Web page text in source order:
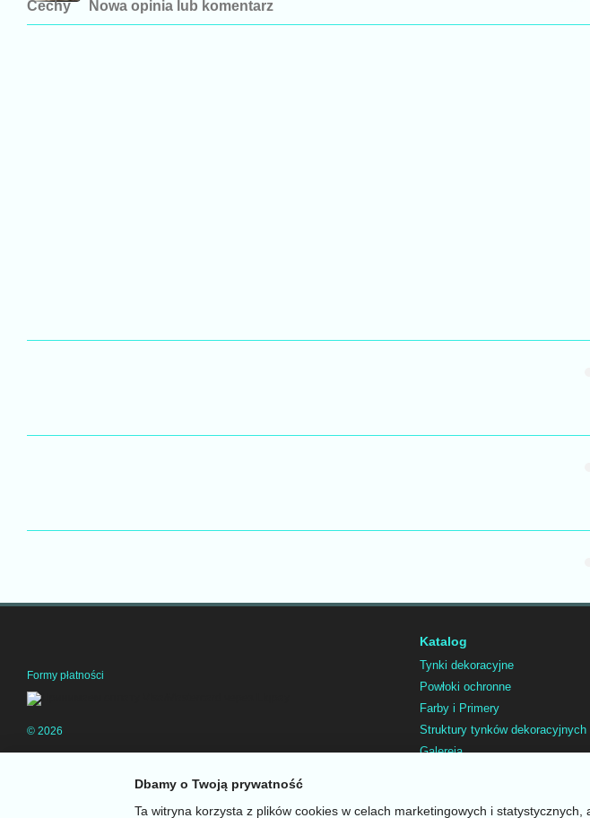
Cechy Nowa opinia lub komentarz
Formy płatności
© 2026
Katalog
Tynki dekoracyjne
Powłoki ochronne
Farby i Primery
Struktury tynków dekoracyjnych
Galereja
Dbamy o Twoją prywatność
Ta witryna korzysta z plików cookies w celach marketingowych i statystycznych,